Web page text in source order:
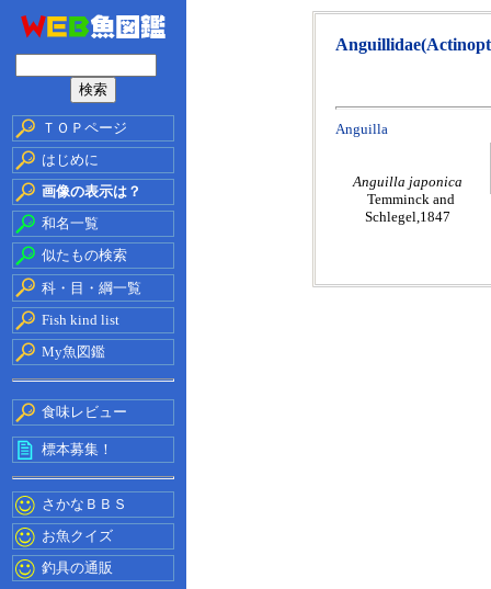
ＴＯＰページ
はじめに
画像の表示は？
和名一覧
似たもの検索
科・目・綱一覧
Fish kind list
My魚図鑑
食味レビュー
標本募集！
さかなＢＢＳ
お魚クイズ
釣具の通販
Anguilla
Anguilla japonica
Temminck and
Schlegel,1847